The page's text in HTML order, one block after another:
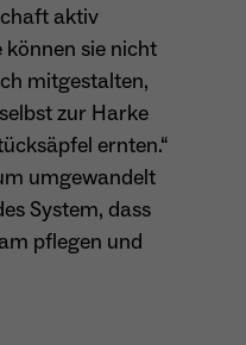
aktiv
können sie nicht
mitgestalten,
zur Harke
ernten.“
umgewandelt
System, dass
pflegen und